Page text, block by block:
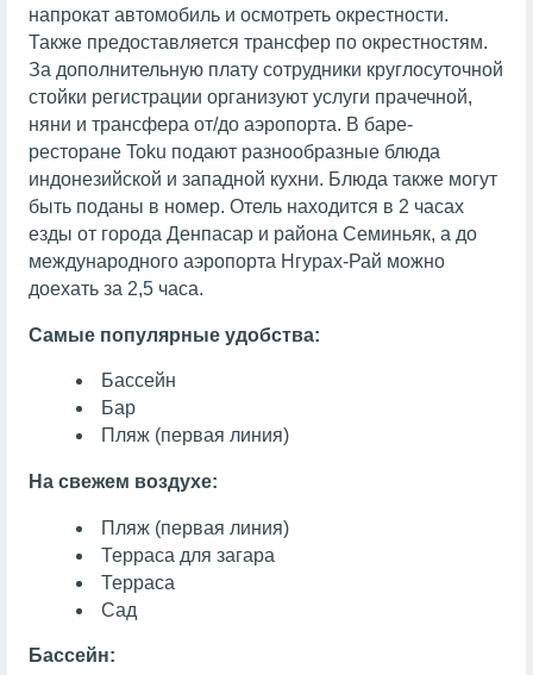
напрокат автомобиль и осмотреть окрестности.
Также предоставляется трансфер по окрестностям.
За дополнительную плату сотрудники круглосуточной
стойки регистрации организуют услуги прачечной,
няни и трансфера от/до аэропорта. В баре-
ресторане Toku подают разнообразные блюда
индонезийской и западной кухни. Блюда также могут
быть поданы в номер. Отель находится в 2 часах
езды от города Денпасар и района Семиньяк, а до
международного аэропорта Нгурах-Рай можно
доехать за 2,5 часа.
Самые популярные удобства:
Бассейн
Бар
Пляж (первая линия)
На свежем воздухе:
Пляж (первая линия)
Терраса для загара
Терраса
Сад
Бассейн: